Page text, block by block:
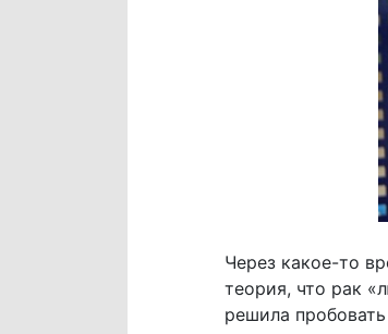
Через какое-то
теория, что рак
решила